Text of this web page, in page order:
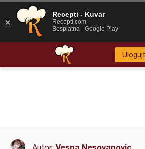
Vesna Nesovanovic
Recepti - Kuvar
Recepti.com
Besplatna - Google Play